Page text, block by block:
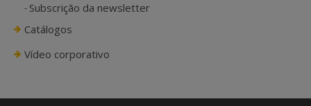
Subscrição da newsletter
Catálogos
Vídeo corporativo